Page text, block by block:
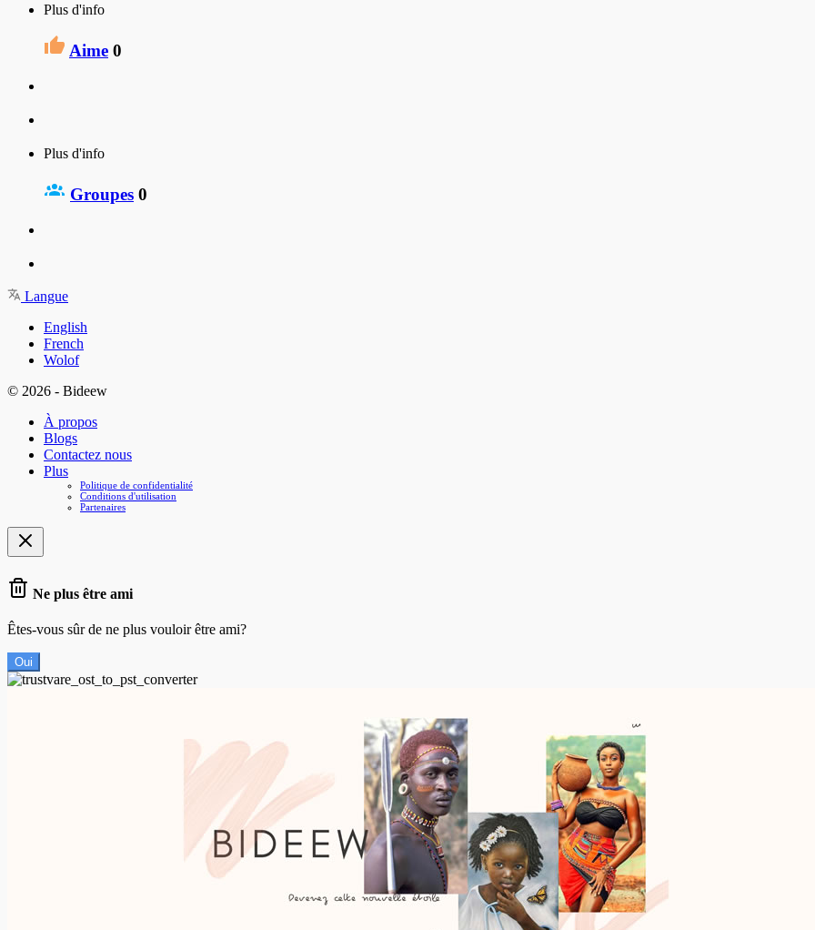
Plus d'info
Aime 0
Plus d'info
Groupes 0
Langue
English
French
Wolof
© 2026 - Bideew
À propos
Blogs
Contactez nous
Plus
Politique de confidentialité
Conditions d'utilisation
Partenaires
Ne plus être ami
Êtes-vous sûr de ne plus vouloir être ami?
Oui